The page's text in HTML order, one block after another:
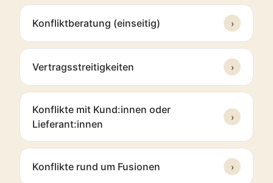
Konfliktberatung (einseitig) ›
Vertragsstreitigkeiten ›
Konflikte mit Kund:innen oder
Lieferant:innen
›
Konflikte rund um Fusionen ›